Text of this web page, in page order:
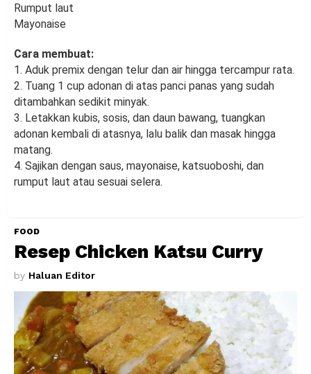
Rumput laut
Mayonaise
Cara membuat:
1. Aduk premix dengan telur dan air hingga tercampur rata.
2. Tuang 1 cup adonan di atas panci panas yang sudah
ditambahkan sedikit minyak.
3. Letakkan kubis, sosis, dan daun bawang, tuangkan
adonan kembali di atasnya, lalu balik dan masak hingga
matang.
4. Sajikan dengan saus, mayonaise, katsuoboshi, dan
rumput laut atau sesuai selera.
FOOD
Resep Chicken Katsu Curry
by Haluan Editor